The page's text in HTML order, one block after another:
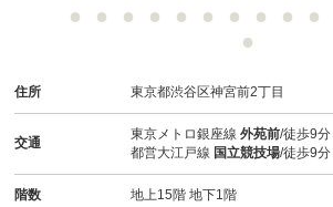
住所 東京都渋谷区神宮前2丁目
交通
東京メトロ銀座線外苑前/徒歩9分
都営大江戸線 国立競技場/徒歩9分
階数 地上15階 地下1階